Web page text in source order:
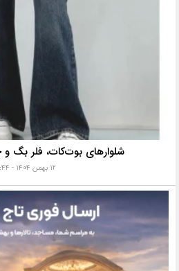
شلوارهای بوت‌کات، فلر بگ
۱۲ بهمن ۱۴۰۴ - ۲۱:۴۴